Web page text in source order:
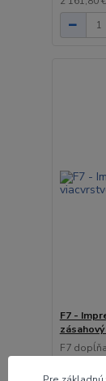
F7 -
F7
zásahovú